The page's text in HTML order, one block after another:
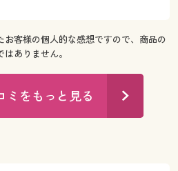
客様の個人的な感想ですので、商品の
ありません。
ミをもっと見る